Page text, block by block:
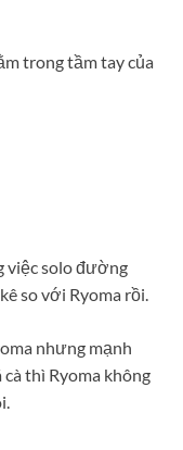
trong tầm tay của
việc solo đường
so với Ryoma rồi.
nhưng mạnh
thì Ryoma không